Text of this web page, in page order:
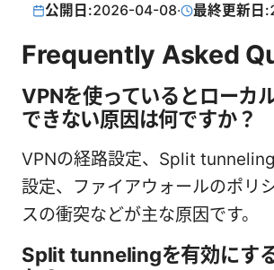
公開日:2026-04-08· 最終更新日:
Frequently Asked
VPNを使っているとローカ
できない原因は何ですか？
VPNの経路設定、Split
設定、ファイアウォールのポリ
スの衝突などが主な原因です。
Split tunnelingを有効にす